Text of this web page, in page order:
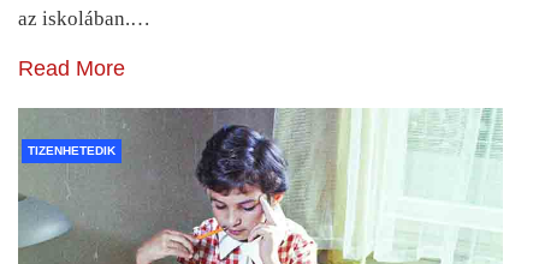
az iskolában.…
Read More
TIZENHETEDIK